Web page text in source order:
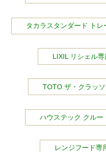
タカラスタンダード ト
LIXIL リシェル
TOTO ザ・クラッ
ハウステック クルー
レンジフード専